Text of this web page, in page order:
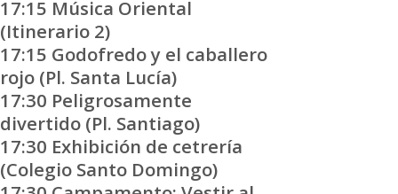
17:15 Música Oriental
(Itinerario 2)
17:15 Godofredo y el caballero
rojo (Pl. Santa Lucía)
17:30 Peligrosamente
divertido (Pl. Santiago)
17:30 Exhibición de cetrería
(Colegio Santo Domingo)